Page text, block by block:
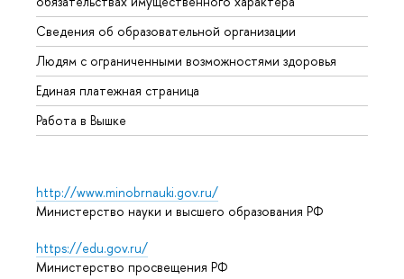
Сведения об образовательной организации
Людям с ограниченными возможностями здоровья
Единая платежная страница
Работа в Вышке
http://www.minobrnauki.gov.ru/
Министерство науки и высшего образования РФ
https://edu.gov.ru/
Министерство просвещения РФ